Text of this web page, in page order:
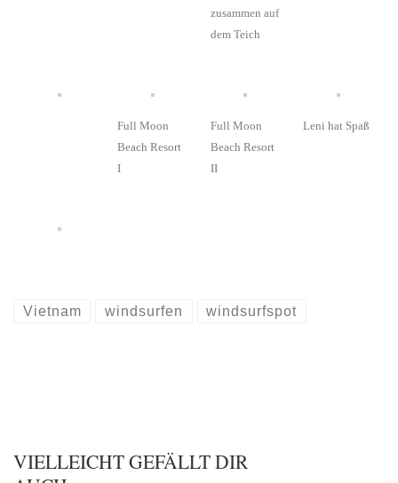
zusammen auf
dem Teich
Full Moon
Beach Resort
I
Full Moon
Beach Resort
II
Leni hat Spaß
Vietnam windsurfen windsurfspot
VIELLEICHT GEFÄLLT DIR